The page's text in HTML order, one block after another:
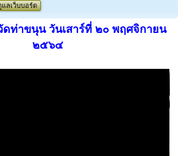
แลเว็บบอร์ด
ดท่าขนุน วันเสาร์ที่ ๒๐ พฤศจิกายน
๒๕๖๔